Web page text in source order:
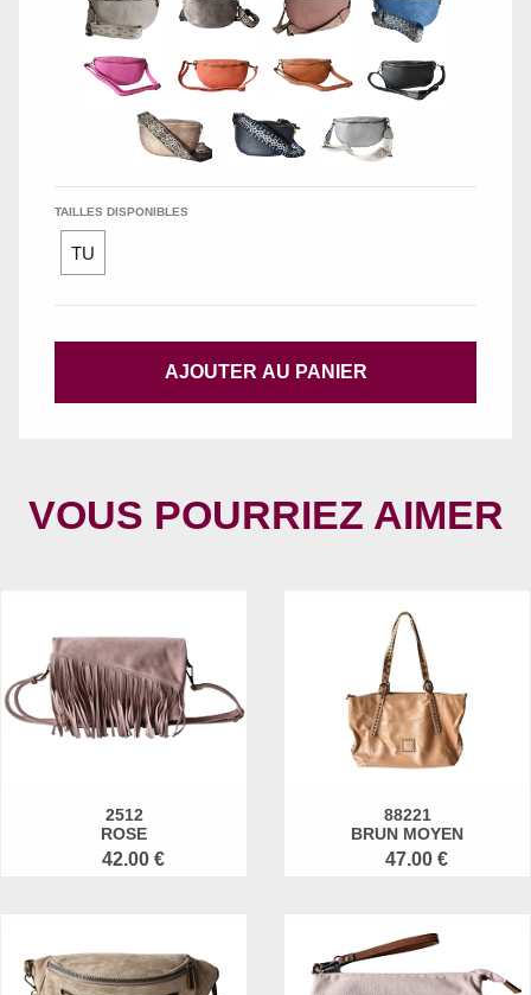
TAILLES DISPONIBLES
TU
AJOUTER AU PANIER
VOUS POURRIEZ AIMER
2512
ROSE
42.00 €
88221
BRUN MOYEN
47.00 €